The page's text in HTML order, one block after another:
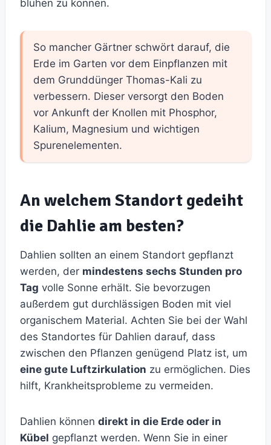
blühen zu können.
So mancher Gärtner schwört darauf, die
Erde im Garten vor dem Einpflanzen mit
dem Grunddünger Thomas-Kali zu
verbessern. Dieser versorgt den Boden
vor Ankunft der Knollen mit Phosphor,
Kalium, Magnesium und wichtigen
Spurenelementen.
An welchem Standort gedeiht
die Dahlie am besten?
Dahlien sollten an einem Standort gepflanzt
werden, der mindestens sechs Stunden pro
Tag volle Sonne erhält. Sie bevorzugen
außerdem gut durchlässigen Boden mit viel
organischem Material. Achten Sie bei der Wahl
des Standortes für Dahlien darauf, dass
zwischen den Pflanzen genügend Platz ist, um
eine gute Luftzirkulation zu ermöglichen. Dies
hilft, Krankheitsprobleme zu vermeiden.
Dahlien können direkt in die Erde oder in
Kübel gepflanzt werden. Wenn Sie in einer